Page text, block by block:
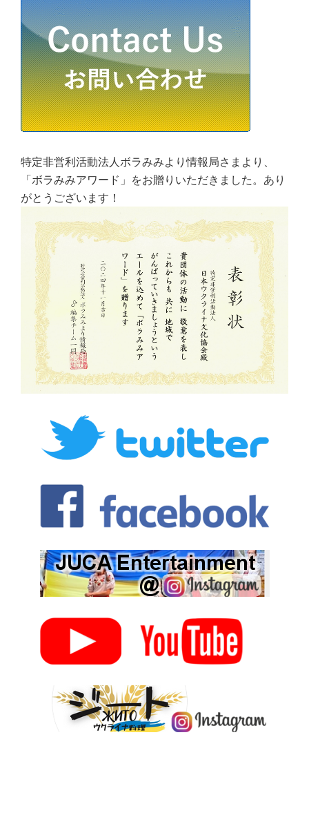
特定非営利活動法人ボラみみより情報局さまより、
「ボラみみアワード」をお贈りいただきました。あり
がとうございます！